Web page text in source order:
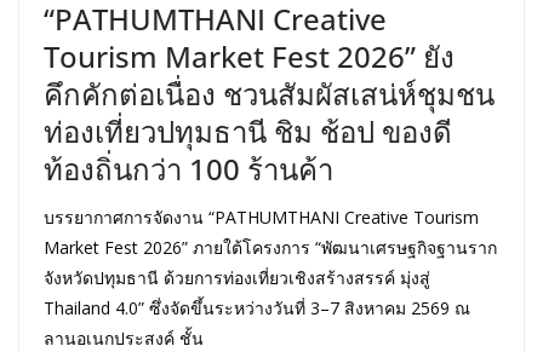
“PATHUMTHANI Creative
Tourism Market Fest 2026” ยัง
คึกคักต่อเนื่อง ชวนสัมผัสเสน่ห์ชุมชน
ท่องเที่ยวปทุมธานี ชิม ช้อป ของดี
ท้องถิ่นกว่า 100 ร้านค้า
บรรยากาศการจัดงาน “PATHUMTHANI Creative Tourism
Market Fest 2026” ภายใต้โครงการ “พัฒนาเศรษฐกิจฐานราก
จังหวัดปทุมธานี ด้วยการท่องเที่ยวเชิงสร้างสรรค์ มุ่งสู่
Thailand 4.0” ซึ่งจัดขึ้นระหว่างวันที่ 3–7 สิงหาคม 2569 ณ
ลานอเนกประสงค์ ชั้น